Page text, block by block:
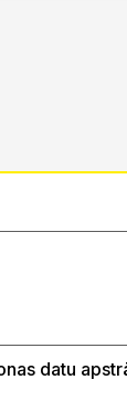
datu